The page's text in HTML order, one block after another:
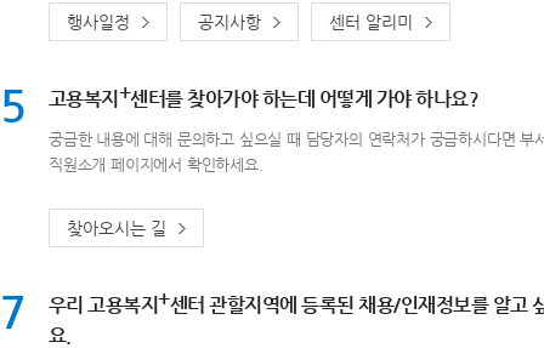
행사일정 공지사항 센터 알리미
5 고용복지 +센터를 찾아가야 하는데 어떻게 가야 하나요?
궁금한 내용에 대해 문의하고 싶으실 때 담당자의 연락처가 궁금하시다면 부
직원소개 페이지에서 확인하세요.
찾아오시는 길
7 우리 고용복지+센터 관할지역에 등록된 채용/인재정보를 알고
요.